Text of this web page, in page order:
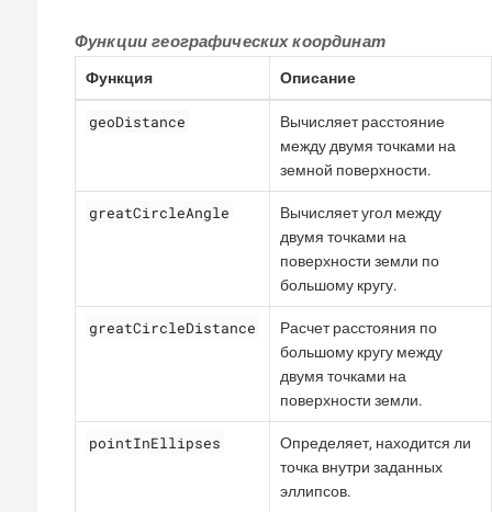
Функции географических координат
Функция Описание
geoDistance
Вычисляет расстояние
между двумя точками на
земной поверхности.
greatCircleAngle
Вычисляет угол между
двумя точками на
поверхности земли по
большому кругу.
greatCircleDistance
Расчет расстояния по
большому кругу между
двумя точками на
поверхности земли.
pointInEllipses
Определяет, находится ли
точка внутри заданных
эллипсов.